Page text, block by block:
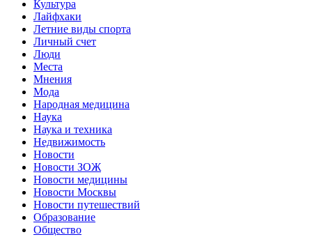
Культура
Лайфхаки
Летние виды спорта
Личный счет
Люди
Места
Мнения
Мода
Народная медицина
Наука
Наука и техника
Недвижимость
Новости
Новости ЗОЖ
Новости медицины
Новости Москвы
Новости путешествий
Образование
Общество